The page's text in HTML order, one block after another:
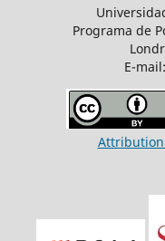
Programa de
E-mail:
Attribution